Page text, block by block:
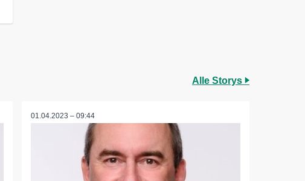
Alle Storys
01.04.2023 – 09:44